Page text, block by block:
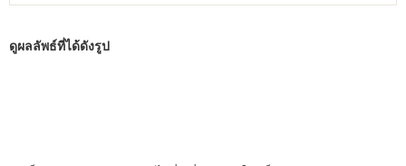
ดูผลลัพธ์ที่ได้ดังรูป